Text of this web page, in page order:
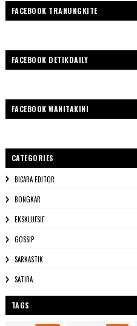
FACEBOOK TRANUNGKITE
FACEBOOK DETIKDAILY
FACEBOOK WANITAKINI
CATEGORIES
BICARA EDITOR
BONGKAR
EKSKLUFSIF
GOSSIP
SARKASTIK
SATIRA
TAGS